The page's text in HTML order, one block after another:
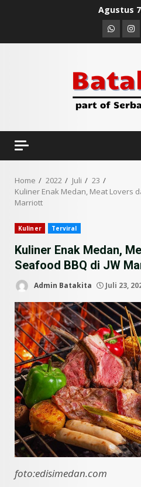
Agustus
Home 2022 Juli
23
Kuliner Enak Medan, Meat Lovers
Marriott
Kuliner Terviral
Kuliner Enak Medan,
Seafood BBQ di JW
Admin Batakita Juli 23,
foto:edisimedan.com